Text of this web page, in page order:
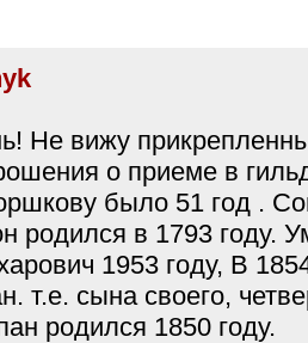
Не вижу
о приеме в
было 51 год .
родился в 1793 году.
1953 году, В
т.е. сына своего,
родился 1850 году.